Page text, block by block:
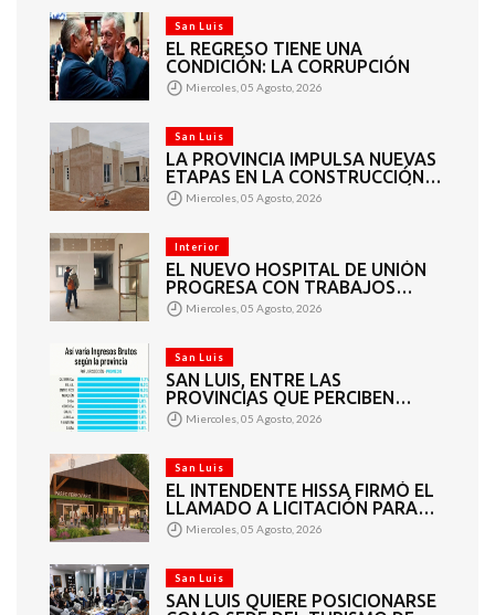
San Luis
EL REGRESO TIENE UNA
CONDICIÓN: LA CORRUPCIÓN
Miercoles, 05 Agosto, 2026
San Luis
LA PROVINCIA IMPULSA NUEVAS
ETAPAS EN LA CONSTRUCCIÓN
DE VIVIENDAS EN PUEYRREDÓN
Miercoles, 05 Agosto, 2026
Interior
EL NUEVO HOSPITAL DE UNIÓN
PROGRESA CON TRABAJOS
INTERIORES Y EXTERIORES
Miercoles, 05 Agosto, 2026
San Luis
SAN LUIS, ENTRE LAS
PROVINCIAS QUE PERCIBEN
TASAS MÁS BAJAS DE INGRESOS
BRUTOS
Miercoles, 05 Agosto, 2026
San Luis
EL INTENDENTE HISSA FIRMÓ EL
LLAMADO A LICITACIÓN PARA
CONSTRUIR EL PASEO
FERROVIARIO PARA
VENDEDORES
Miercoles, 05 Agosto, 2026
San Luis
SAN LUIS QUIERE POSICIONARSE